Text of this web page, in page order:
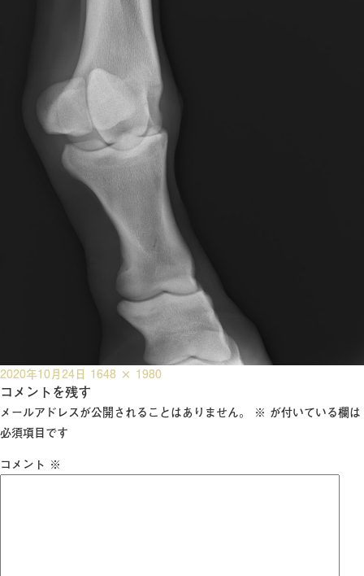
投
稿
日:
2020年10月24日 フ
ル
サ
1648 × 1980
コメントを残す
メールアドレスが公開されることはありません。 ※ が付いている欄は
必須項目です
コメント ※